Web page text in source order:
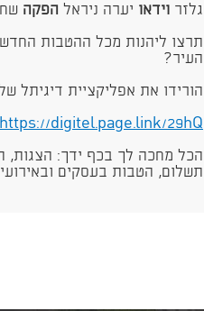
גלזר וידאו יערה ניראל הפקה
​תרצו ליהנות מכל ההטבות
העיר?
הורידו את אפליקציית דיגיתל
https://digitel.page.link/29hQ
הכל מחכה לך בכף ידך: הצגות,
תשלום, הטבות בעסקים